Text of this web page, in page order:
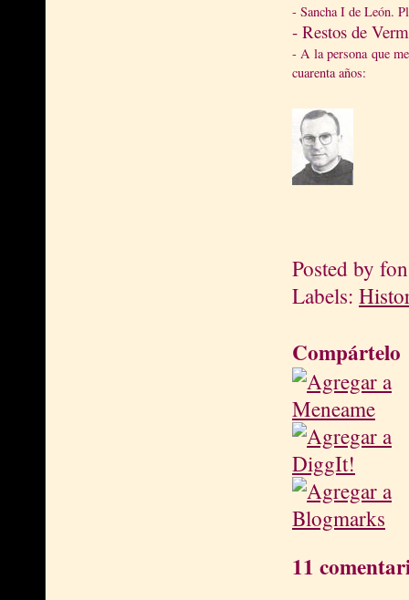
- Sancha I de León.
- Restos de
- A la persona que
cuarenta años:
Posted by
Labels:
Compártelo
11